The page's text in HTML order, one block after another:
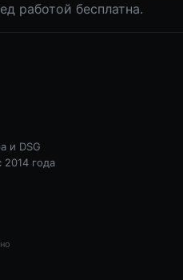
работой бесплатна.
и DSG
2014 года